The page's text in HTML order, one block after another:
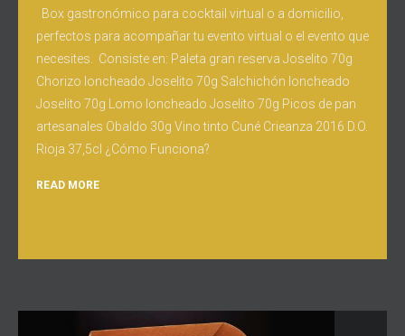
Box gastronómico para cocktail virtual o a domicilio,
perfectos para acompañar tu evento virtual o el evento que
necesites. Consiste en: Paleta gran reserva Joselito 70g
Chorizo loncheado Joselito 70g Salchichón loncheado
Joselito 70g Lomo loncheado Joselito 70g Picos de pan
artesanales Obaldo 30g Vino tinto Cuné Crieanza 2016 D.O.
Rioja 37,5cl ¿Cómo Funciona?
READ MORE